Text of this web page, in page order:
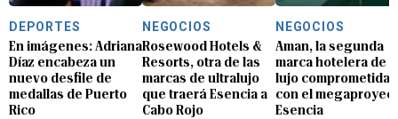
DEPORTES
En imágenes: Adriana
Díaz encabeza un
nuevo desfile de
medallas de Puerto
Rico
NEGOCIOS
Rosewood Hotels &
Resorts, otra de las
marcas de ultralujo
que traerá Esencia a
Cabo Rojo
NEGOCIOS
Aman, la segunda
marca hotelera de
lujo comprometida
con el
Esencia